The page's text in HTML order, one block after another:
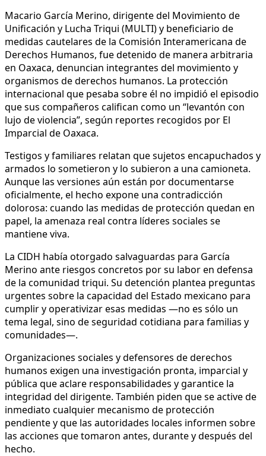
Macario García Merino, dirigente del Movimiento de
Unificación y Lucha Triqui (MULTI) y beneficiario de
medidas cautelares de la Comisión Interamericana de
Derechos Humanos, fue detenido de manera arbitraria
en Oaxaca, denuncian integrantes del movimiento y
organismos de derechos humanos. La protección
internacional que pesaba sobre él no impidió el episodio
que sus compañeros califican como un “levantón con
lujo de violencia”, según reportes recogidos por El
Imparcial de Oaxaca.
Testigos y familiares relatan que sujetos encapuchados y
armados lo sometieron y lo subieron a una camioneta.
Aunque las versiones aún están por documentarse
oficialmente, el hecho expone una contradicción
dolorosa: cuando las medidas de protección quedan en
papel, la amenaza real contra líderes sociales se
mantiene viva.
La CIDH había otorgado salvaguardas para García
Merino ante riesgos concretos por su labor en defensa
de la comunidad triqui. Su detención plantea preguntas
urgentes sobre la capacidad del Estado mexicano para
cumplir y operativizar esas medidas —no es sólo un
tema legal, sino de seguridad cotidiana para familias y
comunidades—.
Organizaciones sociales y defensores de derechos
humanos exigen una investigación pronta, imparcial y
pública que aclare responsabilidades y garantice la
integridad del dirigente. También piden que se active de
inmediato cualquier mecanismo de protección
pendiente y que las autoridades locales informen sobre
las acciones que tomaron antes, durante y después del
hecho.